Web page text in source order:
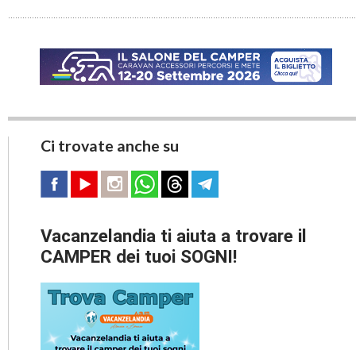
Ci trovate anche su
Vacanzelandia ti aiuta a trovare il
CAMPER dei tuoi SOGNI!